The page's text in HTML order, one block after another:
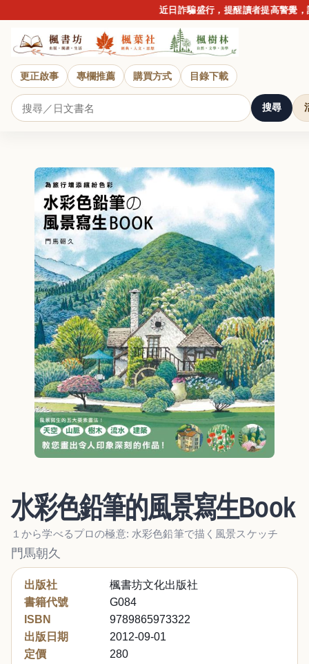
近日詐騙盛行，提醒讀者提高警覺，請
更正啟事 專欄推薦 購買方式 目錄下載
搜尋
水彩色鉛筆的風景寫生Book
１から学べるプロの極意: 水彩色鉛筆で描く風景スケッチ
門馬朝久
出版社
楓書坊文化出版社
書籍代號
G084
ISBN
9789865973322
出版日期
2012-09-01
定價
280